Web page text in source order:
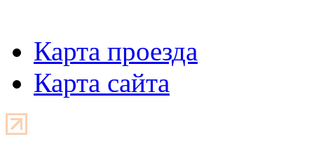
Карта проезда
Карта сайта